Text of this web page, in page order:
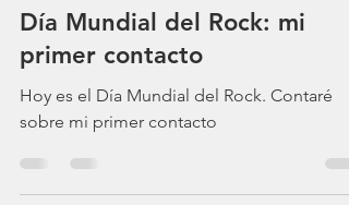
Vivencias
Día Mundial del Rock: mi
primer contacto
Hoy es el Día Mundial del Rock. Contaré
sobre mi primer contacto